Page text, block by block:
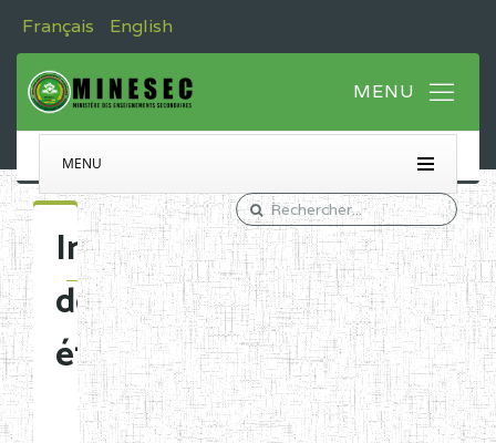
Français English
MENU
Immatriculation
des
établissements